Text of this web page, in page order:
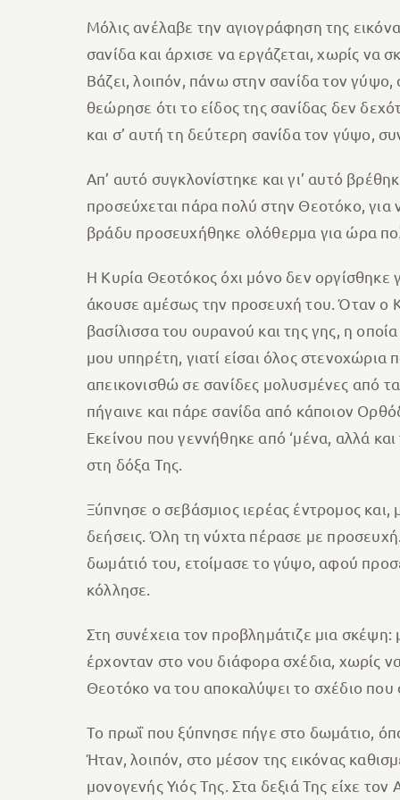
Μόλις ανέλαβε την αγιογράφηση της
σανίδα και άρχισε να εργάζεται, χωρίς να
Βάζει, λοιπόν, πάνω στην σανίδα τον
θεώρησε ότι το είδος της σανίδας δεν
και σ’ αυτή τη δεύτερη σανίδα τον γύψο,
Απ’ αυτό συγκλονίστηκε και γι’ αυτό
προσεύχεται πάρα πολύ στην Θεοτόκο, για
βράδυ προσευχήθηκε ολόθερμα για ώρα
Η Κυρία Θεοτόκος όχι μόνο δεν οργίσθηκε
άκουσε αμέσως την προσευχή του. Όταν ο
βασίλισσα του ουρανού και της γης, η
μου υπηρέτη, γιατί είσαι όλος στενοχώρια
απεικονισθώ σε σανίδες μολυσμένες από
πήγαινε και πάρε σανίδα από κάποιον
Εκείνου που γεννήθηκε από ‘μένα, αλλά
στη δόξα Της.
Ξύπνησε ο σεβάσμιος ιερέας έντρομος
δεήσεις. Όλη τη νύχτα πέρασε με
δωμάτιό του, ετοίμασε το γύψο, αφού
κόλλησε.
Στη συνέχεια τον προβλημάτιζε μια
έρχονταν στο νου διάφορα σχέδια, χωρίς
Θεοτόκο να του αποκαλύψει το σχέδιο που
Το πρωΐ που ξύπνησε πήγε στο δωμάτιο,
Ήταν, λοιπόν, στο μέσον της εικόνας
μονογενής Υιός Της. Στα δεξιά Της είχε